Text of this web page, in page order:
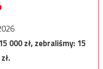
000zł, zebraliśmy:15
zł.